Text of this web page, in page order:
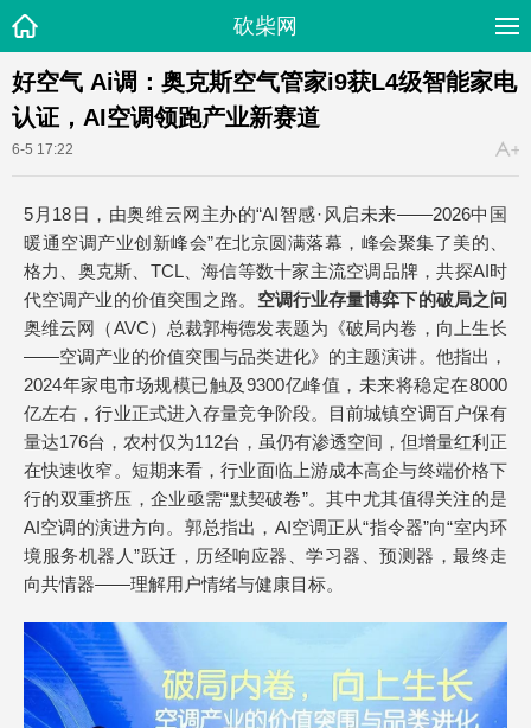
砍柴网
好空气 Ai调：奥克斯空气管家i9获L4级智能家电
认证，AI空调领跑产业新赛道
6-5 17:22
5月18日，由奥维云网主办的“AI智感·风启未来——2026中国
暖通空调产业创新峰会”在北京圆满落幕，峰会聚集了美的、
格力、奥克斯、TCL、海信等数十家主流空调品牌，共探AI时
代空调产业的价值突围之路。 空调行业存量博弈下的破局之问
奥维云网（AVC）总裁郭梅德发表题为《破局内卷，向上生长
——空调产业的价值突围与品类进化》的主题演讲。他指出，
2024年家电市场规模已触及9300亿峰值，未来将稳定在8000
亿左右，行业正式进入存量竞争阶段。目前城镇空调百户保有
量达176台，农村仅为112台，虽仍有渗透空间，但增量红利正
在快速收窄。短期来看，行业面临上游成本高企与终端价格下
行的双重挤压，企业亟需“默契破卷”。其中尤其值得关注的是
AI空调的演进方向。郭总指出，AI空调正从“指令器”向“室内环
境服务机器人”跃迁，历经响应器、学习器、预测器，最终走
向共情器——理解用户情绪与健康目标。